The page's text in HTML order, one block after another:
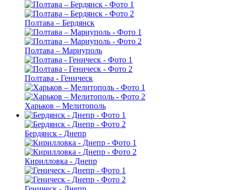
Полтава – Бердянск
Полтава – Мариуполь
Полтава - Геническ
Харьков – Мелитополь
Бердянск - Днепр
Кирилловка - Днепр